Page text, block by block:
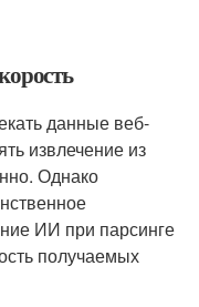
данные веб-
извлечение из
Однако
ИИ при парсинге
получаемых